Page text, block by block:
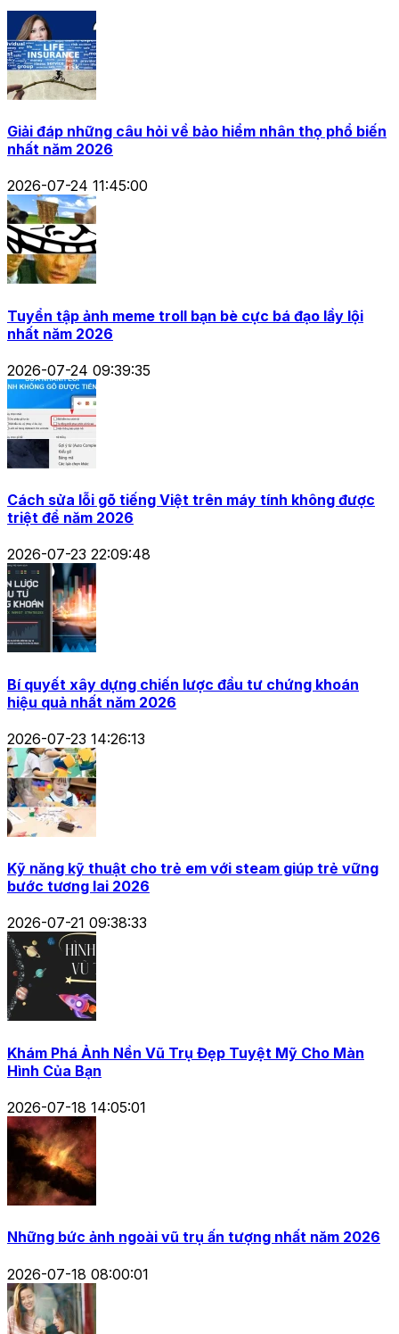
Giải đáp những câu hỏi về bảo hiểm nhân thọ phổ biến
nhất năm 2026
2026-07-24 11:45:00
Tuyển tập ảnh meme troll bạn bè cực bá đạo lầy lội
nhất năm 2026
2026-07-24 09:39:35
Cách sửa lỗi gõ tiếng Việt trên máy tính không được
triệt để năm 2026
2026-07-23 22:09:48
Bí quyết xây dựng chiến lược đầu tư chứng khoán
hiệu quả nhất năm 2026
2026-07-23 14:26:13
Kỹ năng kỹ thuật cho trẻ em với steam giúp trẻ vững
bước tương lai 2026
2026-07-21 09:38:33
Khám Phá Ảnh Nền Vũ Trụ Đẹp Tuyệt Mỹ Cho Màn
Hình Của Bạn
2026-07-18 14:05:01
Những bức ảnh ngoài vũ trụ ấn tượng nhất năm 2026
2026-07-18 08:00:01